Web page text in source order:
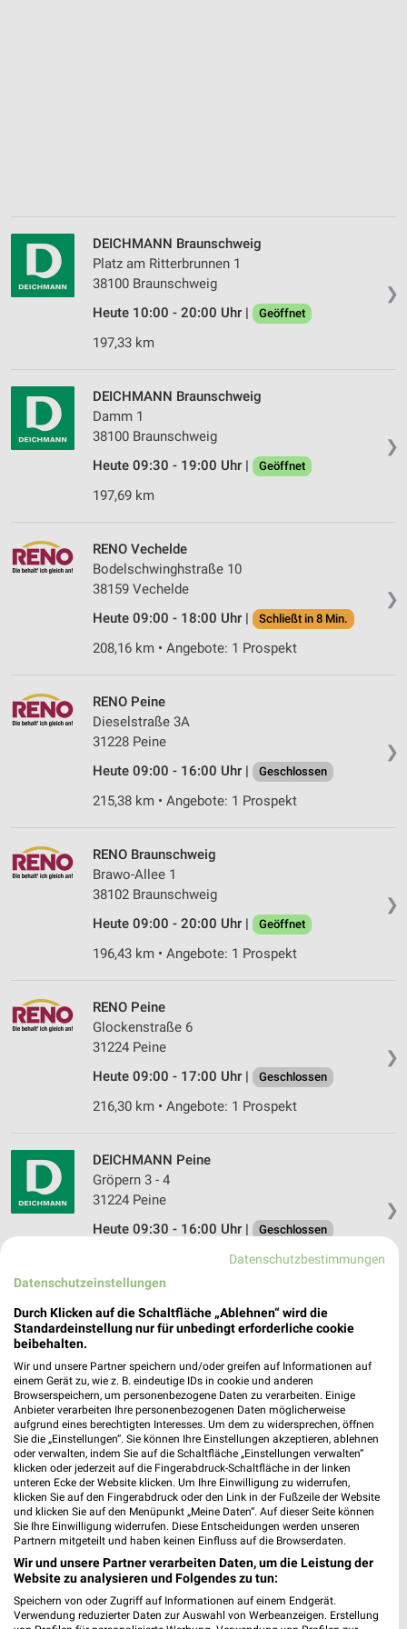
❯
DEICHMANN Braunschweig
Platz am Ritterbrunnen 1
38100 Braunschweig
Heute 10:00 - 20:00 Uhr |
Geöffnet
197,33 km
❯
DEICHMANN Braunschweig
Damm 1
38100 Braunschweig
Heute 09:30 - 19:00 Uhr |
Geöffnet
197,69 km
❯
RENO Vechelde
Bodelschwinghstraße 10
38159 Vechelde
Heute 09:00 - 18:00 Uhr |
Schließt in 8 Min.
208,16 km • Angebote: 1 Prospekt
❯
RENO Peine
Dieselstraße 3A
31228 Peine
Heute 09:00 - 16:00 Uhr |
Geschlossen
215,38 km • Angebote: 1 Prospekt
❯
RENO Braunschweig
Brawo-Allee 1
38102 Braunschweig
Heute 09:00 - 20:00 Uhr |
Geöffnet
196,43 km • Angebote: 1 Prospekt
❯
RENO Peine
Glockenstraße 6
31224 Peine
Heute 09:00 - 17:00 Uhr |
Geschlossen
216,30 km • Angebote: 1 Prospekt
❯
DEICHMANN Peine
Gröpern 3 - 4
31224 Peine
Heute 09:30 - 16:00 Uhr |
Geschlossen
RENO Lehre
Alte Berliner Straße 1A
Heute 09:00 - 18:00 Uhr | Schließt in 8 Min.
184,39 km • Angebote: 1 Prospekt
RENO Cremlingen
Im Moorbusche 1
38162 Cremlingen
Heute 09:00 - 18:00 Uhr | Schließt in 8 Min.
188,98 km • Angebote: 1 Prospekt
RENO Weyhausen
Datenschutzbestimmungen
Datenschutzeinstellungen
Durch Klicken auf die Schaltfläche „Ablehnen“ wird die
Standardeinstellung nur für unbedingt erforderliche cookie
beibehalten.
Wir und unsere Partner speichern und/oder greifen auf Informationen auf
einem Gerät zu, wie z. B. eindeutige IDs in cookie und anderen
Browserspeichern, um personenbezogene Daten zu verarbeiten. Einige
Anbieter verarbeiten Ihre personenbezogenen Daten möglicherweise
aufgrund eines berechtigten Interesses. Um dem zu widersprechen, öffnen
Sie die „Einstellungen“. Sie können Ihre Einstellungen akzeptieren, ablehnen
oder verwalten, indem Sie auf die Schaltfläche „Einstellungen verwalten“
klicken oder jederzeit auf die Fingerabdruck-Schaltfläche in der linken
unteren Ecke der Website klicken. Um Ihre Einwilligung zu widerrufen,
klicken Sie auf den Fingerabdruck oder den Link in der Fußzeile der Website
und klicken Sie auf den Menüpunkt „Meine Daten“. Auf dieser Seite können
Sie Ihre Einwilligung widerrufen. Diese Entscheidungen werden unseren
Partnern mitgeteilt und haben keinen Einfluss auf die Browserdaten.
Wir und unsere Partner verarbeiten Daten, um die Leistung der
Website zu analysieren und Folgendes zu tun:
Speichern von oder Zugriff auf Informationen auf einem Endgerät.
Verwendung reduzierter Daten zur Auswahl von Werbeanzeigen. Erstellung